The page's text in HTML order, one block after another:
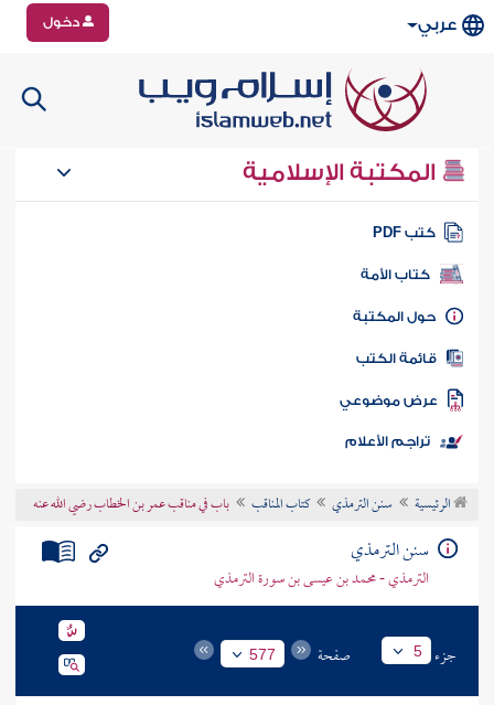
عربي دخول
المكتبة الإسلامية
كتب PDF
كتاب الأمة
المكتبة
الكتب
موضوعي
تراجم الأعلام
الرئيسية سنن الترمذي كتاب المناقب باب في مناقب عمر بن الخطاب رضي الله عنه
سنن الترمذي
الترمذي - محمد بن عيسى بن سورة الترمذي
جزء 5 صفحة 577